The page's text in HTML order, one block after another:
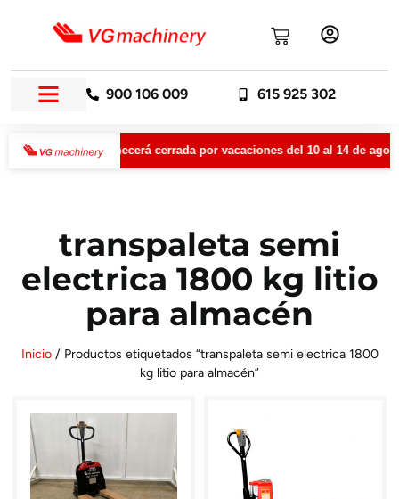
900 106 009 615 925 302
permanecerá cerrada por vacaciones del 10 al 14 de
transpaleta semi
electrica 1800 kg litio
para almacén
Inicio/ Productos etiquetados “transpaleta semi electrica 1800
kg litio para almacén”